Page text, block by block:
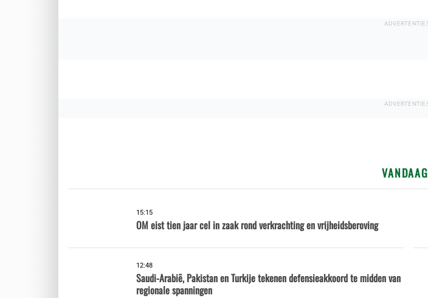
VANDAAG
15:15
OM eist tien jaar cel in zaak rond verkrachting en vrijheidsberoving
12:48
Saudi-Arabië, Pakistan en Turkije tekenen defensieakkoord te midden van
regionale spanningen